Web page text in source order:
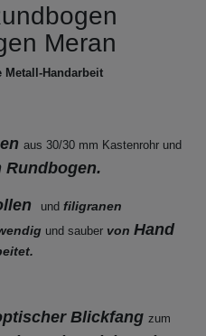
Meran
Metall-Handarbeit
aus 30/30 mm Kastenrohr und
Rundbogen.
und filigranen
und saubervon Hand
Blickfang zum